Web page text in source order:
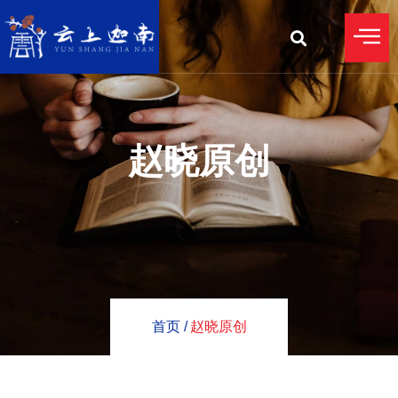
赵晓原创
首页 / 赵晓原创